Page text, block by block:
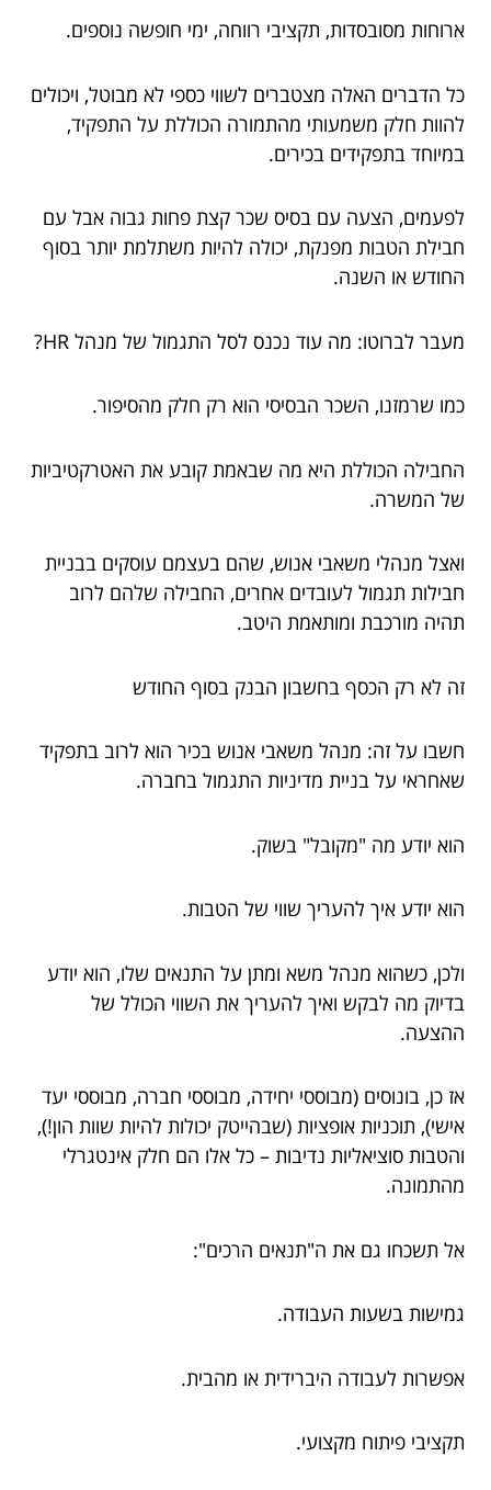
ארוחות מסובסדות, תקציבי רווחה, ימי חופשה נוספים.
כל הדברים האלה מצטברים לשווי כספי לא מבוטל, ויכולים
להוות חלק משמעותי מהתמורה הכוללת על התפקיד,
במיוחד בתפקידים בכירים.
לפעמים, הצעה עם בסיס שכר קצת פחות גבוה אבל עם
חבילת הטבות מפנקת, יכולה להיות משתלמת יותר בסוף
החודש או השנה.
מעבר לברוטו: מה עוד נכנס לסל התגמול של מנהל HR?
כמו שרמזנו, השכר הבסיסי הוא רק חלק מהסיפור.
החבילה הכוללת היא מה שבאמת קובע את האטרקטיביות
של המשרה.
ואצל מנהלי משאבי אנוש, שהם בעצמם עוסקים בבניית
חבילות תגמול לעובדים אחרים, החבילה שלהם לרוב
תהיה מורכבת ומותאמת היטב.
זה לא רק הכסף בחשבון הבנק בסוף החודש
חשבו על זה: מנהל משאבי אנוש בכיר הוא לרוב בתפקיד
שאחראי על בניית מדיניות התגמול בחברה.
הוא יודע מה "מקובל" בשוק.
הוא יודע איך להעריך שווי של הטבות.
ולכן, כשהוא מנהל משא ומתן על התנאים שלו, הוא יודע
בדיוק מה לבקש ואיך להעריך את השווי הכולל של
ההצעה.
אז כן, בונוסים (מבוססי יחידה, מבוססי חברה, מבוססי יעד
אישי), תוכניות אופציות (שבהייטק יכולות להיות שוות הון!),
והטבות סוציאליות נדיבות – כל אלו הם חלק אינטגרלי
מהתמונה.
אל תשכחו גם את ה"תנאים הרכים":
גמישות בשעות העבודה.
אפשרות לעבודה היברידית או מהבית.
תקציבי פיתוח מקצועי.